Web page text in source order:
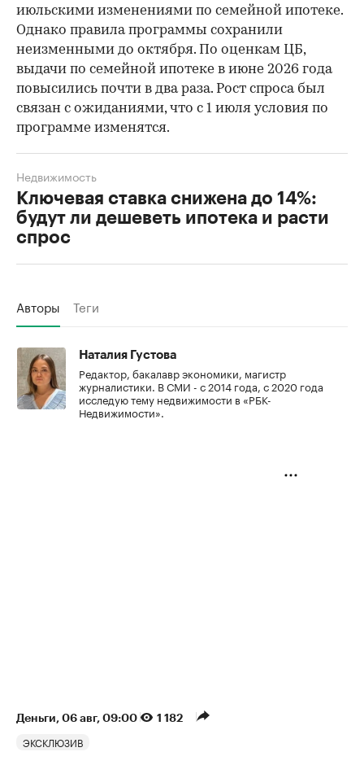
июльскими изменениями по семейной ипотеке.
Однако правила программы сохранили
неизменными до октября. По оценкам ЦБ,
выдачи по семейной ипотеке в июне 2026 года
повысились почти в два раза. Рост спроса был
связан с ожиданиями, что с 1 июля условия по
программе изменятся.
Ключевая ставка снижена до 14%:
будут ли дешеветь ипотека и расти
спрос
Недвижимость
Авторы Теги
Наталия Густова
Редактор, бакалавр экономики, магистр
журналистики. В СМИ - с 2014 года, с 2020 года
исследую тему недвижимости в «РБК-
Недвижимости».
Деньги⁠, 06 авг, 09:00 1 182
ЭКСКЛЮЗИВ